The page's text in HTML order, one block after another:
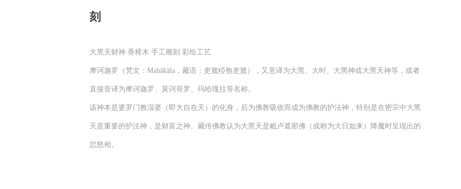
刻
大黑天财神 香樟木 手工雕刻 彩绘工艺
摩诃迦罗（梵文：Mahākāla，藏语：吏簏稏匏吏簏），又意译为大黑、大时、大黑神或大黑天神等，或者
直接音译为摩诃迦罗、莫诃哥罗、玛哈嘎拉等名称。
该神本是婆罗门教湿婆（即大自在天）的化身，后为佛教吸收而成为佛教的护法神，特别是在密宗中大黑
天是重要的护法神，是财富之神。藏传佛教认为大黑天是毗卢遮那佛（或称为大日如来）降魔时呈现出的
忿怒相。